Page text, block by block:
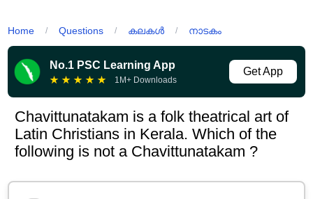
Home / Questions / കലകൾ / നാടകം
No.1 PSC Learning App
★ ★ ★ ★ ★ 1M+ Downloads
Get App
Chavittunatakam is a folk theatrical art of
Latin Christians in Kerala. Which of the
following is not a Chavittunatakam ?